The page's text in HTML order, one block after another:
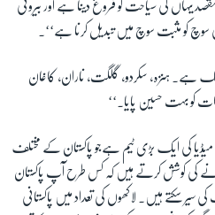
یہاں کی سیاحت کو فروغ دینا ہے اور بیرونی
کو مثبت سوچ میں تبدیل کرنا ہے‘‘۔
ملک ہے۔ ہنزہ، سکردو، گلگت، ناران، کاغان
کو بہت حسین پایا۔‘‘
کی ایک بڑی ٹیم ہےجو پاکستان کے مختلف
بتانے کی کوشش کرتے ہیں کہ کس طرح آپ پاکستان
سکتے ہیں۔ لاکھوں کی تعداد میں پاکستانی